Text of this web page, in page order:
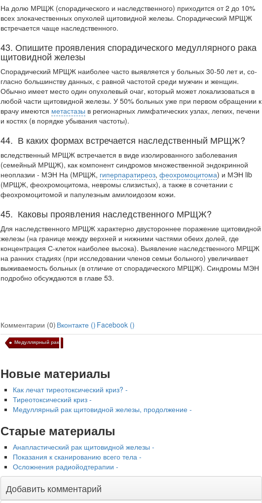
На долю МРЩЖ (спорадического и наследственного) приходится от 2 до 10%
всех злокачественных опухолей щитовидной железы. Спорадический МРЩЖ
встречается чаще наследственного.
43. Опишите проявления спорадического медуллярного рака
щитовидной железы
Спорадический МРЩЖ наиболее часто выявляется у больных 30-50 лет и, со­
гласно большинству данных, с равной частотой среди мужчин и женщин.
Обычно имеет место один опухолевый очаг, который может локализоваться в
любой части щитовидной железы. У 50% больных уже при первом обращении к
врачу имеются метастазы в регионарных лимфатических узлах, легких, печени
и костях (в порядке убывания частоты).
44. В каких формах встречается наследственный МРЩЖ?
вследственный МРЩЖ встречается в виде изолированного заболевания
(семейный МРЩЖ), как компонент синдромов множественной эндокринной
неоплазии - МЭН На (МРЩЖ, гиперпаратиреоз, феохромоцитома) и МЭН lib
(МРЩЖ, феохромоцитома, невромы слизистых), а также в сочетании с
феохромоцитомой и папулезным амилоидозом кожи.
45. Каковы проявления наследственного МРЩЖ?
Для наследственного МРЩЖ характерно двустороннее поражение щитовидной
железы (на границе между верхней и нижними частями обеих долей, где
концентра­ция С-клеток наиболее высока). Выявление наследственного МРЩЖ
на ранних стадиях (при исследовании членов семьи больного) увеличивает
выживаемость больных (в отличие от спорадического МРЩЖ). Синдромы МЭН
подробно обсуж­даются в главе 53.
Комментарии (0) Вконтакте () Facebook ()
Медуллярный рак
Новые материалы
Как лечат тиреотоксический криз? -
Тиреотоксический криз -
Медуллярный рак щитовидной железы, продолжение -
Старые материалы
Анапластический рак щитовидной железы -
Показания к сканированию всего тела -
Осложнения радиойодтерапии -
Добавить комментарий